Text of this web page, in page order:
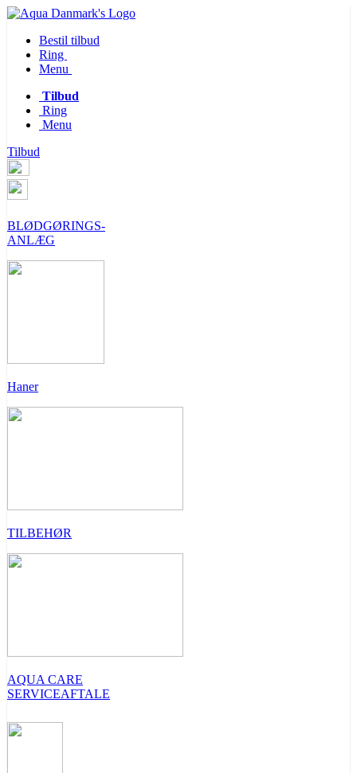
Bestil tilbud
Ring
Menu
Tilbud
Ring
Menu
Tilbud
BLØDGØRINGS-
ANLÆG
Haner
TILBEHØR
AQUA CARE
SERVICEAFTALE